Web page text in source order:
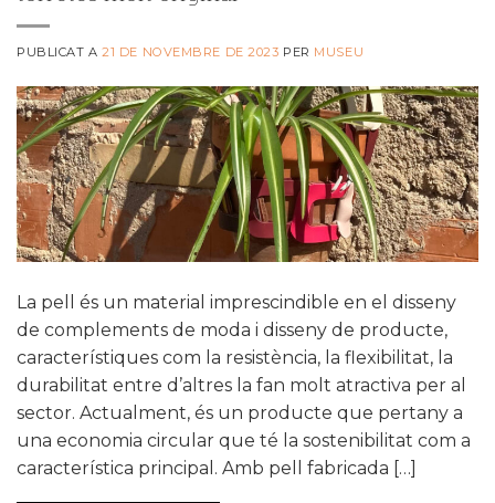
PUBLICAT A21 DE NOVEMBRE DE 2023 PER MUSEU
La pell és un material imprescindible en el disseny
de complements de moda i disseny de producte,
característiques com la resistència, la flexibilitat, la
durabilitat entre d’altres la fan molt atractiva per al
sector. Actualment, és un producte que pertany a
una economia circular que té la sostenibilitat com a
característica principal. Amb pell fabricada […]